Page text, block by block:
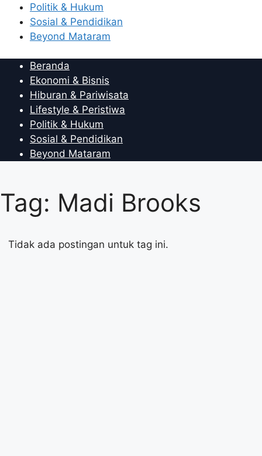
Politik & Hukum
Sosial & Pendidikan
Beyond Mataram
Beranda
Ekonomi & Bisnis
Hiburan & Pariwisata
Lifestyle & Peristiwa
Politik & Hukum
Sosial & Pendidikan
Beyond Mataram
Tag: Madi Brooks
Tidak ada postingan untuk tag ini.